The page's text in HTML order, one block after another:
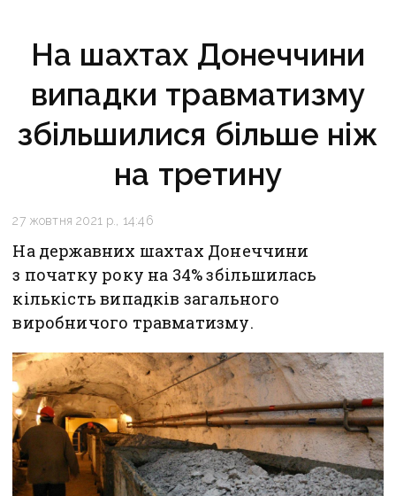
На шахтах Донеччини
випадки травматизму
збільшилися більше ніж
на третину
27 жовтня 2021 р., 14:46
На державних шахтах Донеччини
з початку року на 34% збільшилась
кількість випадків загального
виробничого травматизму.